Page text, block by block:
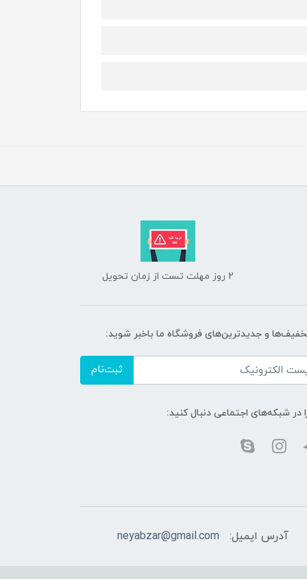
2 روز مهلت تست از زمان تحویل
و جدیدترین‌های فروشگاه ما باخبر شوید:
ثبت‌نام
در شبکه‌های اجتماعی دنبال کنید:
آدرس ایمیل: neyabzar@gmail.com